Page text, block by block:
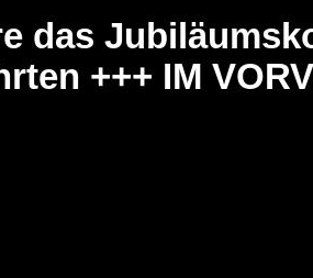
das
+++ IM